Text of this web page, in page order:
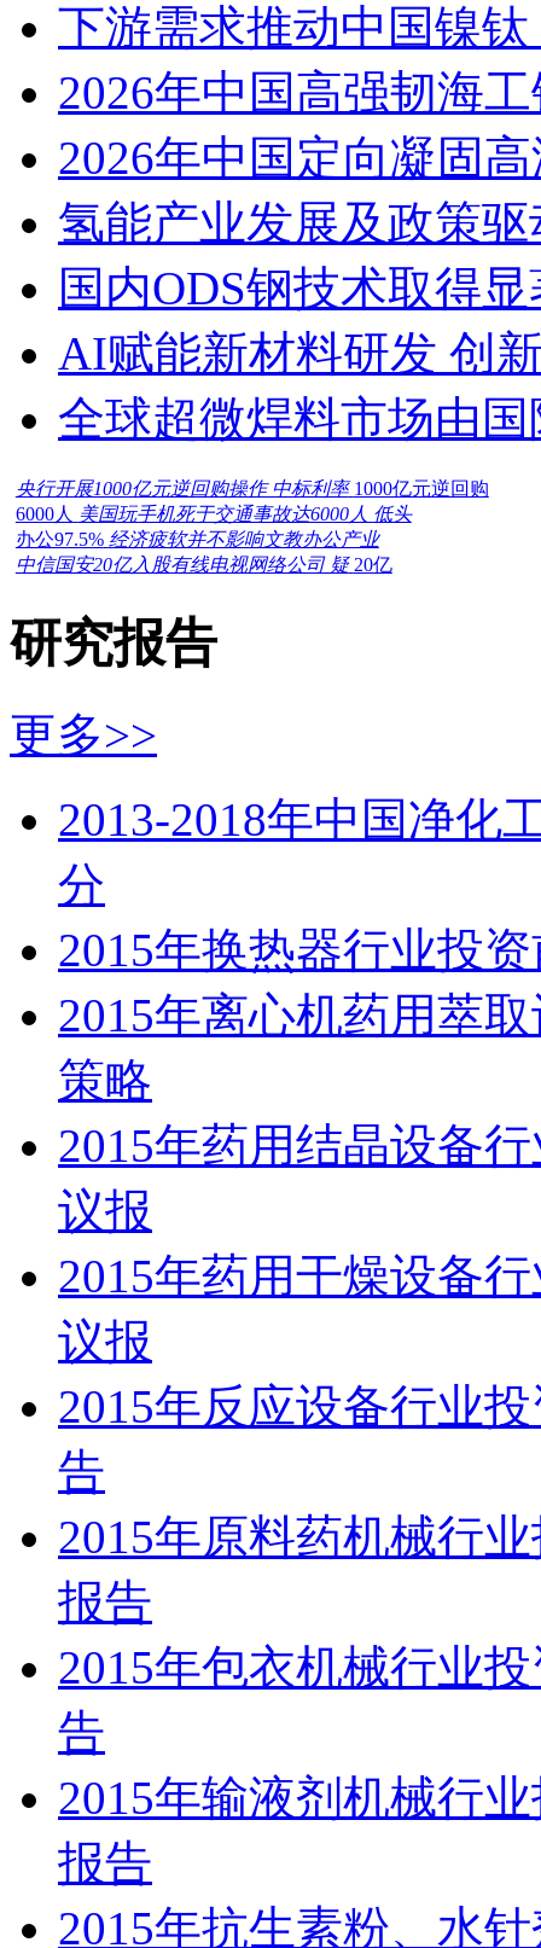
下游需求推动中国镍
2026年中国高强韧海
2026年中国定向凝固
氢能产业发展及政策
国内ODS钢技术取得
AI赋能新材料研发 创
全球超微焊料市场由
央行开展1000亿元逆回购操作 中标利率 1000亿元逆回购
6000人 美国玩手机死于交通事故达6000人 低头
办公97.5% 经济疲软并不影响文教办公产业
中信国安20亿入股有线电视网络公司 疑 20亿
研究报告
更多>>
2013-2018年中国净化
分
2015年换热器行业投
2015年离心机药用萃
策略
2015年药用结晶设备
议报
2015年药用干燥设备
议报
2015年反应设备行业
告
2015年原料药机械行
报告
2015年包衣机械行业
告
2015年输液剂机械行
报告
2015年抗生素粉、水